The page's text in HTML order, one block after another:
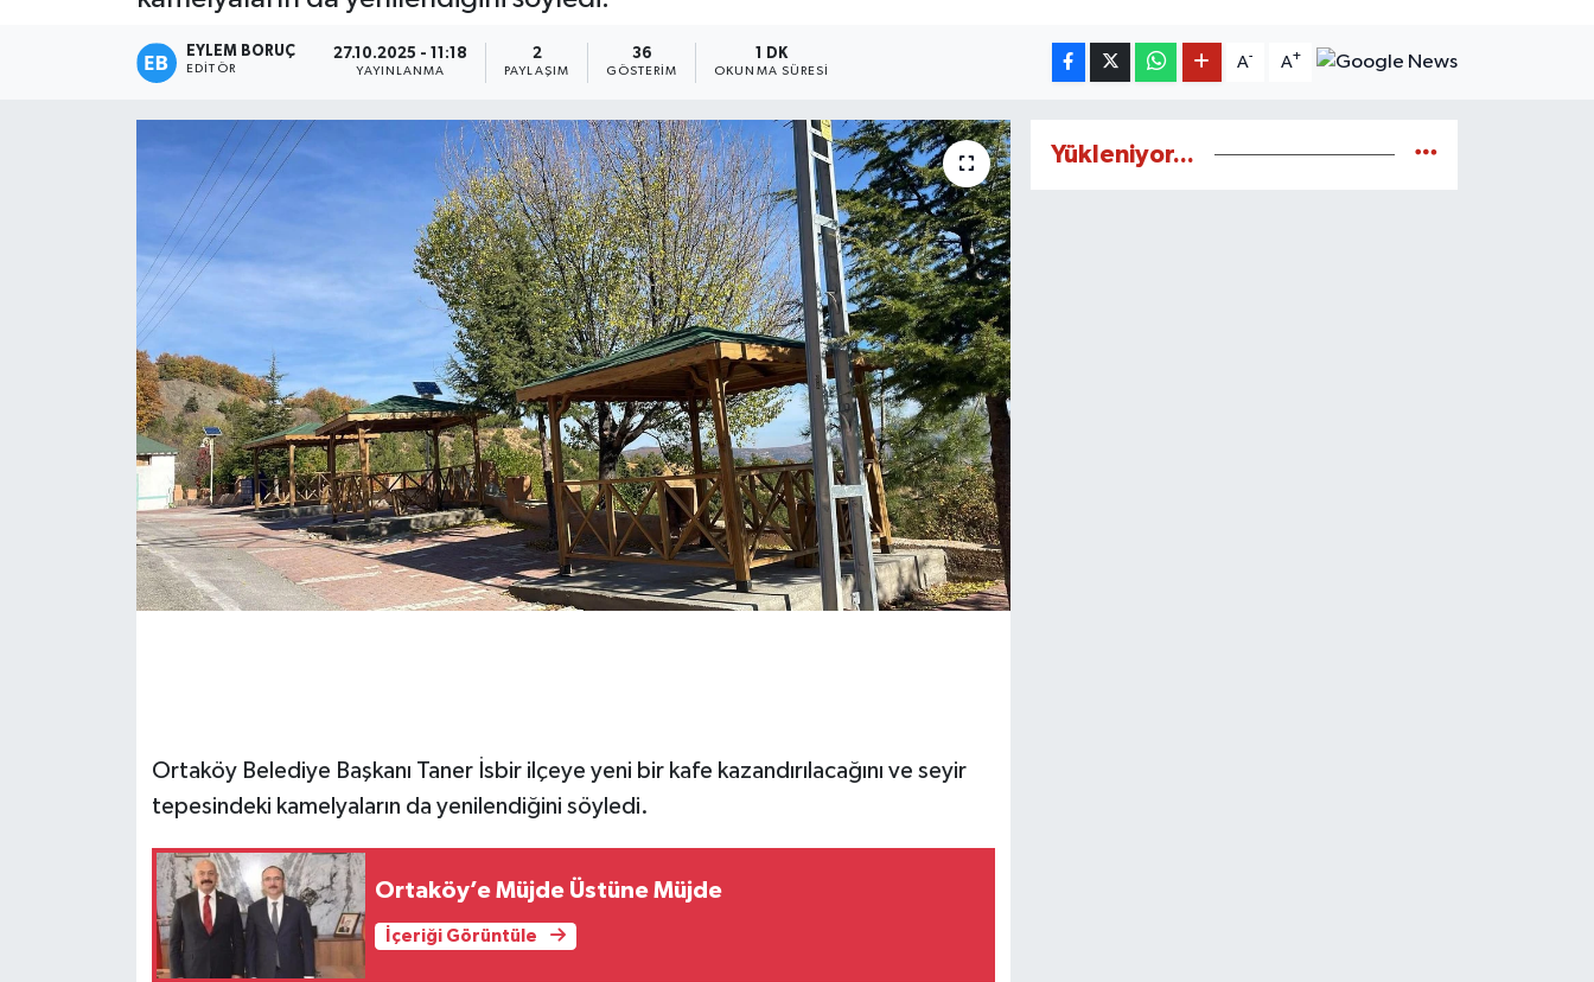
EYLEM BORUÇ
EDITÖR
27.10.2025 - 11:18
YAYINLANMA
2
PAYLAŞIM
36
GÖSTERIM
1 DK
OKUNMA SÜRESI
A- A+
Ortaköy Belediye Başkanı Taner İsbir ilçeye yeni bir kafe kazandırılacağını ve seyir
tepesindeki kamelyaların da yenilendiğini söyledi.
Ortaköy’e Müjde Üstüne Müjde
İçeriği Görüntüle
Yükleniyor...